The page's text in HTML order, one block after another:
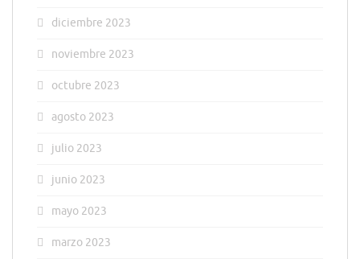
diciembre 2023
noviembre 2023
octubre 2023
agosto 2023
julio 2023
junio 2023
mayo 2023
marzo 2023